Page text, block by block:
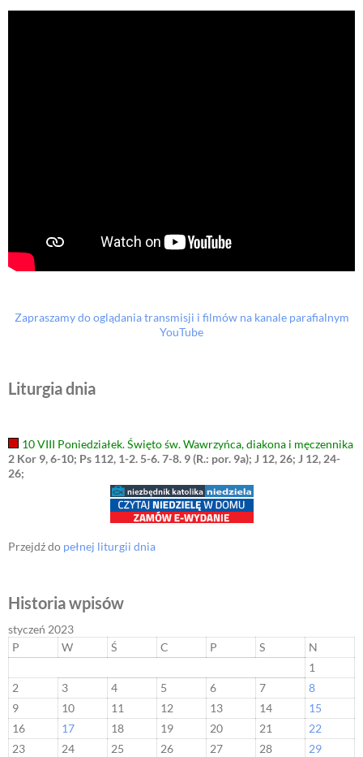
Zapraszamy do oglądania transmisji i filmów na kanale parafialnym
YouTube
Liturgia dnia
10 VIII Poniedziałek. Święto św. Wawrzyńca, diakona i męczennika
2 Kor 9, 6-10; Ps 112, 1-2. 5-6. 7-8. 9 (R.: por. 9a); J 12, 26; J 12, 24-
26;
Przejdź do pełnej liturgii dnia
Historia wpisów
styczeń 2023
P
W Ś C P S
N
1
2
3 4 5 6 7
8
9
10 11 12 13 14
15
16
17 18 19 20 21
22
23
24 25 26 27 28
29